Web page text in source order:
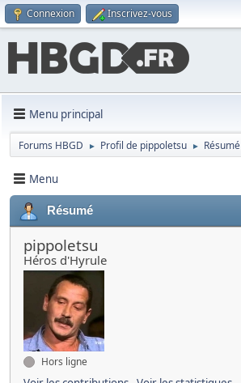
Connexion Inscrivez-vous
Menu principal
Forums HBGD ► Profil de pippoletsu ► Résumé
Menu
Résumé
pippoletsu
Héros d'Hyrule
Hors ligne